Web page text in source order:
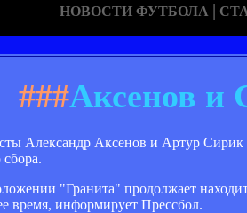
НОВОСТИ ФУТБОЛА |
###Аксенов и
Александр Аксенов и Артур Сирик
"Гранита" продолжает
время, информирует Прессбол.